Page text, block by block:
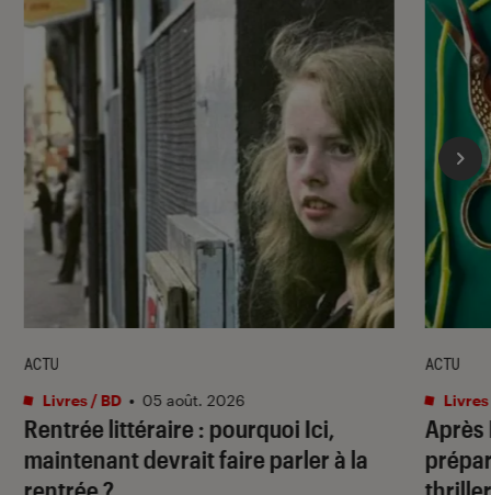
Rentrée littéraire : pourquoi Ici,
maintenant devrait faire parler à la
rentrée ?
ACTU
Livres / BD • 05 août. 2026
Après
ACTU
Livres